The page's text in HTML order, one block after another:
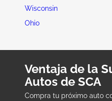
Wisconsin
Ohio
Ventaja de la
Autos de SCA
Compra tu próximo auto